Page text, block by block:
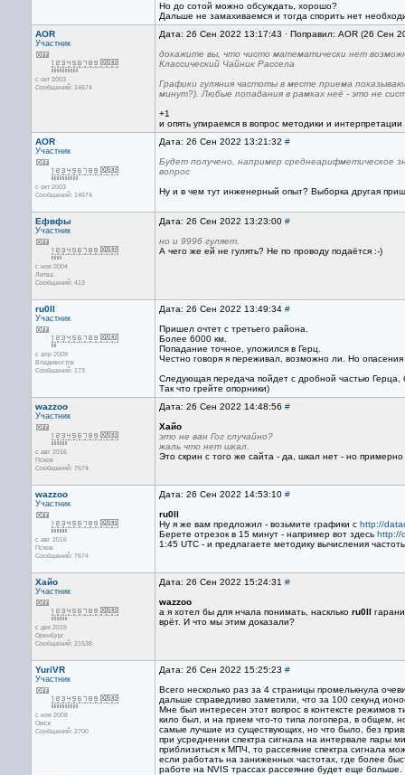
Но до сотой можно обсуждать, хорошо?
Дальше не замахиваемся и тогда спорить нет
AOR
Участник
с окт 2003
Сообщений: 14674
Дата: 26 Сен 2022 13:17:43 · Поправил: AOR (26 Сен
докажите вы, что чисто математически нет
Классический Чайник Рассела
Графики гуляния частоты в месте приема
минут?). Любые попадания в рамках неё - это не
+1
и опять упираемся в вопрос методики и интерпретации
AOR
Участник
с окт 2003
Сообщений: 14674
Дата: 26 Сен 2022 13:21:32 #
Будет получено, например среднеарифметическое
вопрос
Ну и в чем тут инженерный опыт? Выборка другая
Ефвфы
Участник
с ноя 2004
Литва
Сообщений: 413
Дата: 26 Сен 2022 13:23:00 #
но и 9996 гуляет.
А чего же ей не гулять? Не по проводу подаётся :-)
ru0ll
Участник
с апр 2009
Владивосток
Сообщений: 173
Дата: 26 Сен 2022 13:49:34 #
Пришел очтет с третьего района.
Более 6000 км.
Попадание точное, уложился в Герц.
Честно говоря я переживал, возможно ли. Но
Следующая передача пойдет с дробной частью Герца,
Так что грейте опорники)
wazzoo
Участник
с авг 2016
Псков
Сообщений: 7674
Дата: 26 Сен 2022 14:48:56 #
Хайо
это не ван Гог случайно?
жаль что нет шкал.
Это скрин с того же сайта - да, шкал нет - но
wazzoo
Участник
с авг 2016
Псков
Сообщений: 7674
Дата: 26 Сен 2022 14:53:10 #
ru0ll
Ну я же вам предложил - возьмите графики с http://
Берете отрезок в 15 минут - например вот здесь http://
1:45 UTC - и предлагаете методику вычисления
Хайо
Участник
с дек 2015
Оренбург
Сообщений: 21538
Дата: 26 Сен 2022 15:24:31 #
wazzoo
а я хотел бы для нчала понимать, насклько ru0ll
врёт. И что мы этим доказали?
YuriVR
Участник
с ноя 2008
Омск
Сообщений: 2700
Дата: 26 Сен 2022 15:25:23 #
Всего несколько раз за 4 страницы промелькнула
дальше справедливо заметили, что за 100 секунд
Мне был интересен этот вопрос в контексте режимов
кило был, и на прием что-то типа логопера, в общем,
самые лучшие из существующих, но что было, без
при усреднении спектра сигнала на интервале пары
приблизиться к МПЧ, то рассеяние спектра сигнала
если работать на заниженных частотах, где более
работе на NVIS трассах рассеяние будет еще больше.